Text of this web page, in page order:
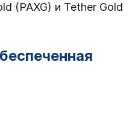
(PAXG) и Tether Gold